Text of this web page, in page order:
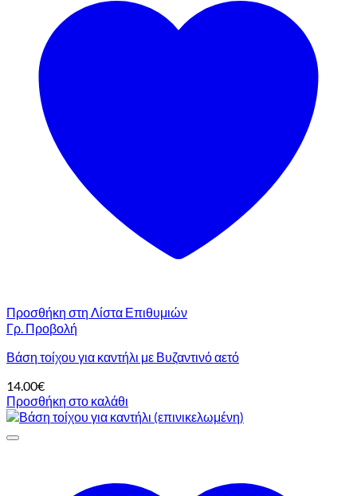
Προσθήκη στη Λίστα Επιθυμιών
Γρ. Προβολή
Βάση τοίχου για καντήλι με Βυζαντινό αετό
14.00€
Προσθήκη στο καλάθι